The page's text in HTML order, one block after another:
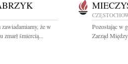
że w
zmarł śmiercią...
Pozostając w
Zarząd